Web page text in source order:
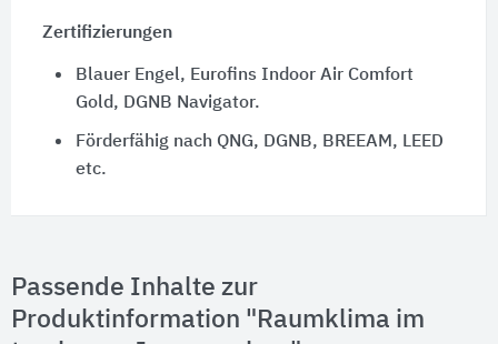
Zertifizierungen
Blauer Engel, Eurofins Indoor Air Comfort
Gold, DGNB Navigator.
Förderfähig nach QNG, DGNB, BREEAM, LEED
etc.
Passende Inhalte zur
Produktinformation "Raumklima im